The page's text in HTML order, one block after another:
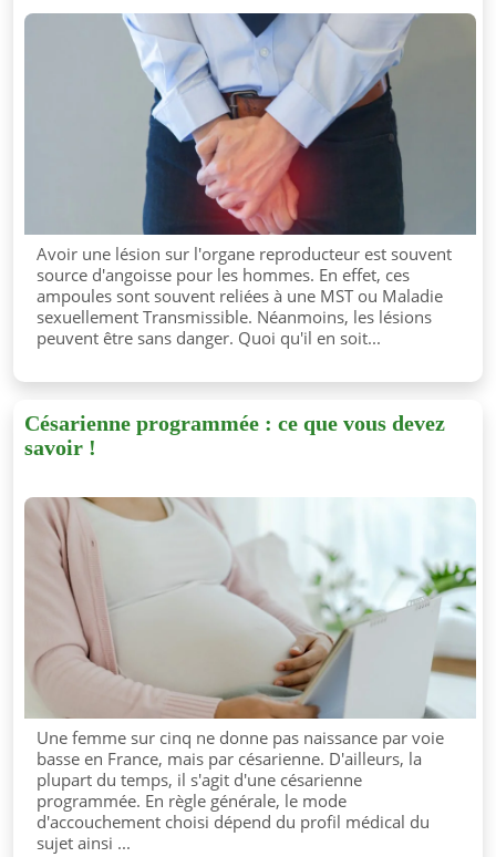
Avoir une lésion sur l'organe reproducteur est souvent
source d'angoisse pour les hommes. En effet, ces
ampoules sont souvent reliées à une MST ou Maladie
sexuellement Transmissible. Néanmoins, les lésions
peuvent être sans danger. Quoi qu'il en soit...
Césarienne programmée : ce que vous devez
savoir !
Une femme sur cinq ne donne pas naissance par voie
basse en France, mais par césarienne. D'ailleurs, la
plupart du temps, il s'agit d'une césarienne
programmée. En règle générale, le mode
d'accouchement choisi dépend du profil médical du
sujet ainsi ...